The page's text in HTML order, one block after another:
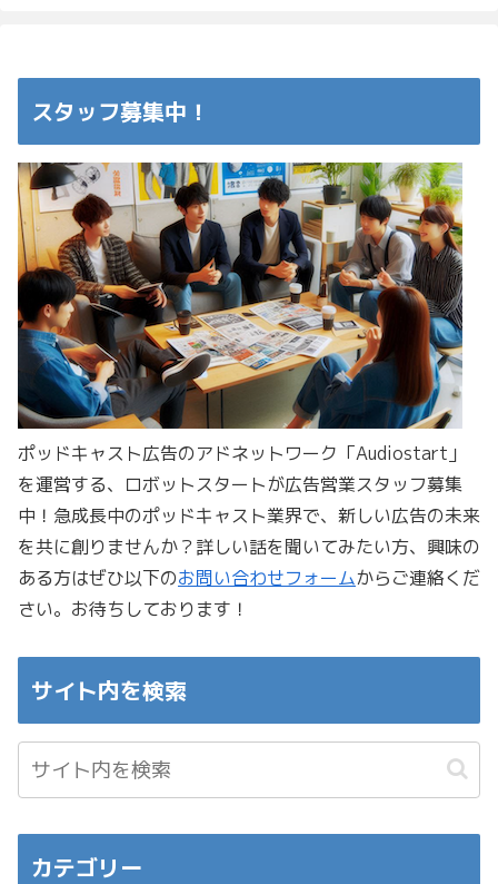
スタッフ募集中！
ポッドキャスト広告のアドネットワーク「Audiostart」
を運営する、ロボットスタートが広告営業スタッフ募集
中！急成長中のポッドキャスト業界で、新しい広告の未来
を共に創りませんか？詳しい話を聞いてみたい方、興味の
ある方はぜひ以下のお問い合わせフォームからご連絡くだ
さい。お待ちしております！
サイト内を検索
カテゴリー